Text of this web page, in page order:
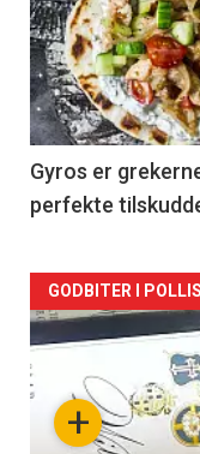
akkurat
nå
-
2
Gyros er
perfekte
Forsiden
akkurat
nå+
GODBITER I